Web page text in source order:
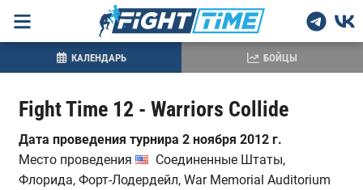
Fight Time 12 - Warriors Collide
Дата проведения турнира 2 ноября 2012 г.
Место проведения
Соединенные Штаты,
Флорида, Форт-Лодердейл, War Memorial Auditorium
КАЛЕНДАРЬ БОЙЦЫ